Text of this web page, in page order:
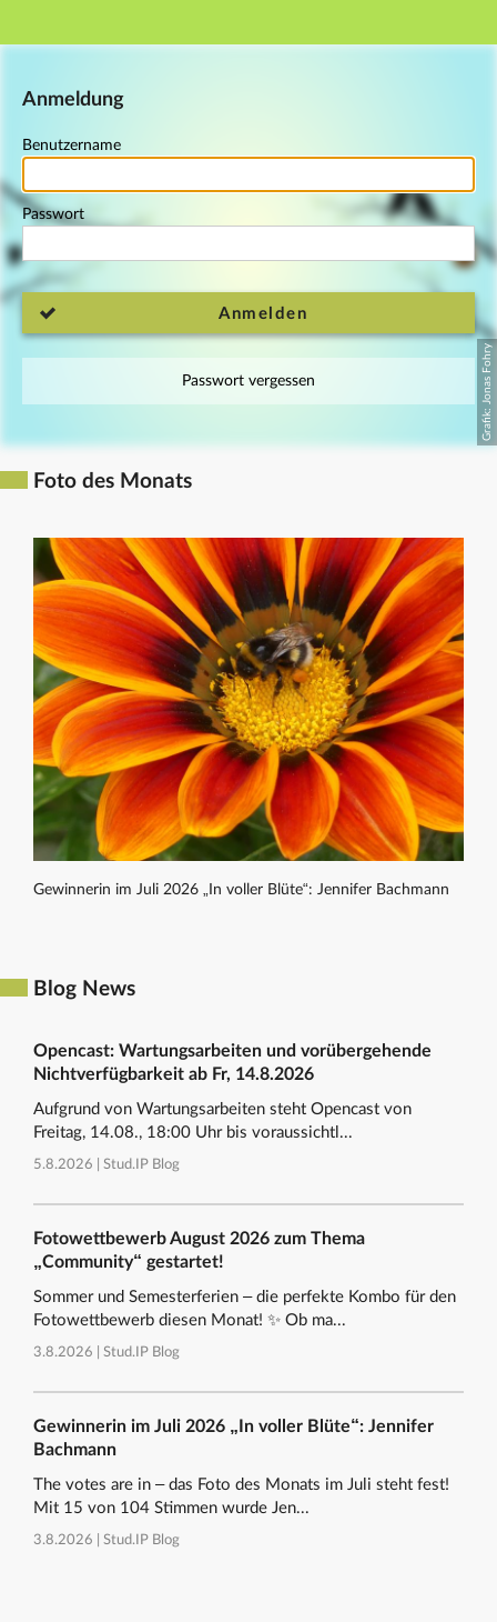
Hauptnavigation
Anmeldung
Benutzername
Passwort
Anmelden
Passwort vergessen
Foto des Monats
Gewinnerin im Juli 2026 „In voller Blüte“: Jennifer Bachmann
Blog News
Opencast: Wartungsarbeiten und vorübergehende
Nichtverfügbarkeit ab Fr, 14.8.2026
Aufgrund von Wartungsarbeiten steht Opencast von
Freitag, 14.08., 18:00 Uhr bis voraussichtl...
5.8.2026 | Stud.IP Blog
Fotowettbewerb August 2026 zum Thema
„Community“ gestartet!
Sommer und Semesterferien – die perfekte Kombo für den
Fotowettbewerb diesen Monat! ✨ Ob ma...
3.8.2026 | Stud.IP Blog
Gewinnerin im Juli 2026 „In voller Blüte“: Jennifer
Bachmann
The votes are in – das Foto des Monats im Juli steht fest!
Mit 15 von 104 Stimmen wurde Jen...
3.8.2026 | Stud.IP Blog